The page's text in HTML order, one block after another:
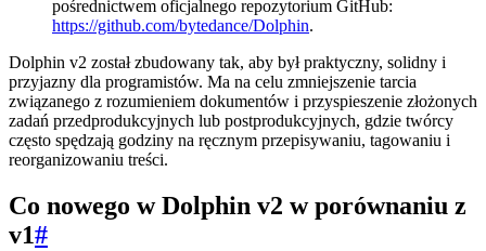
pośrednictwem oficjalnego repozytorium GitHub:
https://github.com/bytedance/Dolphin.
Dolphin v2 został zbudowany tak, aby był praktyczny, solidny i
przyjazny dla programistów. Ma na celu zmniejszenie tarcia
związanego z rozumieniem dokumentów i przyspieszenie złożonych
zadań przedprodukcyjnych lub postprodukcyjnych, gdzie twórcy
często spędzają godziny na ręcznym przepisywaniu, tagowaniu i
reorganizowaniu treści.
Co nowego w Dolphin v2 w porównaniu z
v1#